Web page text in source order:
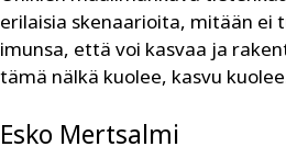
erilaisia skenaarioita, mitään ei
imunsa, että voi kasvaa ja
tämä nälkä kuolee, kasvu
Esko Mertsalmi